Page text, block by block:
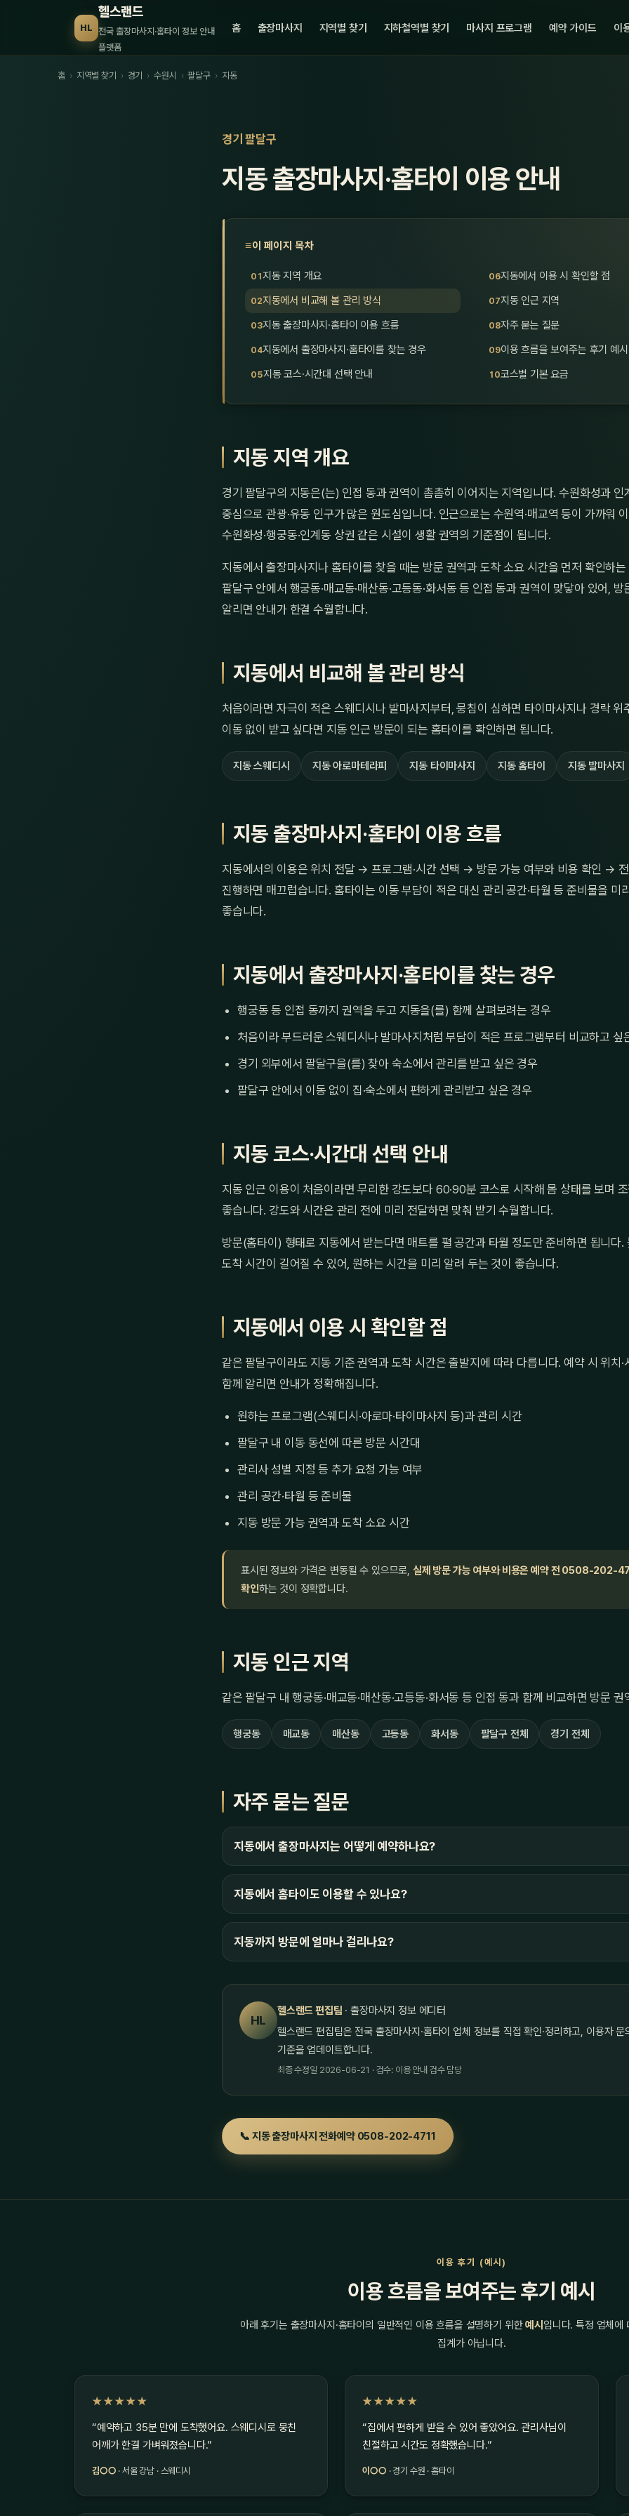
HL
헬스랜드
전국 출장마사지·홈타이 정보 안내
플랫폼
홈 출장마사지 지역별 찾기 지하철역별 찾기 마사지 프로그램 예약 가이드 이
홈 › 지역별 찾기 › 경기 › 수원시 › 팔달구 › 지동
경기 팔달구
지동 출장마사지·홈타이 이용 안내
이 페이지 목차
지동 지역 개요
지동에서 비교해 볼 관리 방식
지동 출장마사지·홈타이 이용 흐름
지동에서 출장마사지·홈타이를 찾는 경우
지동 코스·시간대 선택 안내
지동에서 이용 시 확인할 점
지동 인근 지역
자주 묻는 질문
이용 흐름을 보여주는 후기 예시
코스별 기본 요금
지동 지역 개요
경기 팔달구의 지동은(는) 인접 동과 권역이 촘촘히 이어지는 지역입니다. 수원화성과 인
중심으로 관광·유동 인구가 많은 원도심입니다. 인근으로는 수원역·매교역 등이 가까워
수원화성·행궁동·인계동 상권 같은 시설이 생활 권역의 기준점이 됩니다.
지동에서 출장마사지나 홈타이를 찾을 때는 방문 권역과 도착 소요 시간을 먼저 확인하
팔달구 안에서 행궁동·매교동·매산동·고등동·화서동 등 인접 동과 권역이 맞닿아 있어, 방
알리면 안내가 한결 수월합니다.
지동에서 비교해 볼 관리 방식
처음이라면 자극이 적은 스웨디시나 발마사지부터, 뭉침이 심하면 타이마사지나 경락 위
이동 없이 받고 싶다면 지동 인근 방문이 되는 홈타이를 확인하면 됩니다.
지동 스웨디시 지동 아로마테라피 지동 타이마사지 지동 홈타이 지동 발마사지
지동 출장마사지·홈타이 이용 흐름
지동에서의 이용은 위치 전달 → 프로그램·시간 선택 → 방문 가능 여부와 비용 확인 →
진행하면 매끄럽습니다. 홈타이는 이동 부담이 적은 대신 관리 공간·타월 등 준비물을 미
좋습니다.
지동에서 출장마사지·홈타이를 찾는 경우
행궁동 등 인접 동까지 권역을 두고 지동을(를) 함께 살펴보려는 경우
처음이라 부드러운 스웨디시나 발마사지처럼 부담이 적은 프로그램부터 비교하고 싶
경기 외부에서 팔달구을(를) 찾아 숙소에서 관리를 받고 싶은 경우
팔달구 안에서 이동 없이 집·숙소에서 편하게 관리받고 싶은 경우
지동 코스·시간대 선택 안내
지동 인근 이용이 처음이라면 무리한 강도보다 60·90분 코스로 시작해 몸 상태를 보며 조
좋습니다. 강도와 시간은 관리 전에 미리 전달하면 맞춰 받기 수월합니다.
방문(홈타이) 형태로 지동에서 받는다면 매트를 펼 공간과 타월 정도만 준비하면 됩니다.
도착 시간이 길어질 수 있어, 원하는 시간을 미리 알려 두는 것이 좋습니다.
지동에서 이용 시 확인할 점
같은 팔달구이라도 지동 기준 권역과 도착 시간은 출발지에 따라 다릅니다. 예약 시 위치·
함께 알리면 안내가 정확해집니다.
원하는 프로그램(스웨디시·아로마·타이마사지 등)과 관리 시간
팔달구 내 이동 동선에 따른 방문 시간대
관리사 성별 지정 등 추가 요청 가능 여부
관리 공간·타월 등 준비물
지동 방문 가능 권역과 도착 소요 시간
표시된 정보와 가격은 변동될 수 있으므로, 실제 방문 가능 여부와 비용은 예약 전 0508-202-
확인하는 것이 정확합니다.
지동 인근 지역
같은 팔달구 내 행궁동·매교동·매산동·고등동·화서동 등 인접 동과 함께 비교하면 방문
행궁동 매교동 매산동 고등동 화서동 팔달구 전체 경기 전체
자주 묻는 질문
지동에서 출장마사지는 어떻게 예약하나요?
지동에서 홈타이도 이용할 수 있나요?
지동까지 방문에 얼마나 걸리나요?
HL
헬스랜드 편집팀 · 출장마사지 정보 에디터
헬스랜드 편집팀은 전국 출장마사지·홈타이 업체 정보를 직접 확인·정리하고, 이용자 문
기준을 업데이트합니다.
최종 수정일 2026-06-21 · 검수: 이용 안내 검수 담당
📞 지동 출장마사지 전화예약 0508-202-4711
이용 후기 (예시)
이용 흐름을 보여주는 후기 예시
아래 후기는 출장마사지·홈타이의 일반적인 이용 흐름을 설명하기 위한예시 입니다. 특정 업체에
집계가 아닙니다.
★★★★★
“예약하고 35분 만에 도착했어요. 스웨디시로 뭉친
어깨가 한결 가벼워졌습니다.”
김○○ · 서울 강남 · 스웨디시
★★★★★
“집에서 편하게 받을 수 있어 좋았어요. 관리사님이
친절하고 시간도 정확했습니다.”
이○○ · 경기 수원 · 홈타이